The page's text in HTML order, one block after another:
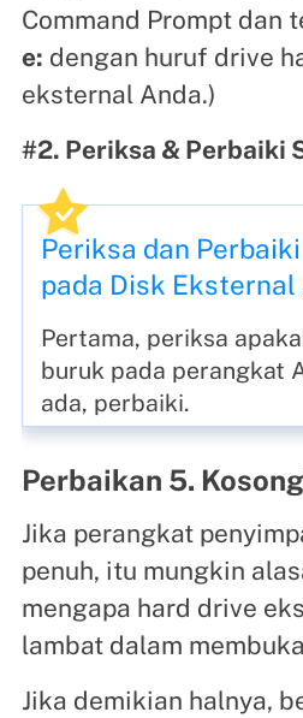
Command Prompt dan
e: dengan huruf drive
eksternal Anda.)
#2. Periksa & Perbaiki
Periksa dan
pada Disk Eksternal
Pertama, periksa
buruk pada perangkat
ada, perbaiki.
Perbaikan 5.
Jika perangkat
penuh, itu mungkin
mengapa hard drive
lambat dalam
Jika demikian halnya,